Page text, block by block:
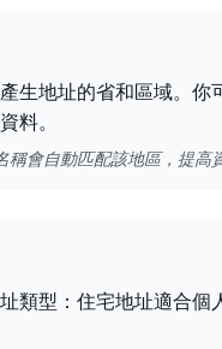
生地址的省和區域。
料。
會自動匹配該地區，提高
類型：住宅地址適合